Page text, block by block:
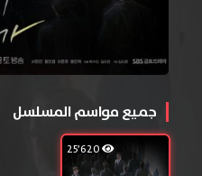
جميع مواسم المسلسل